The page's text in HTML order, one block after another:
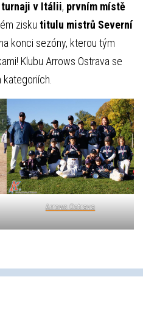
turnaji v Itálii, prvním místě
zisku titulu mistrů Severní
konci sezóny, kterou tým
Klubu Arrows Ostrava se
kategoriích.
Arrows Ostrava